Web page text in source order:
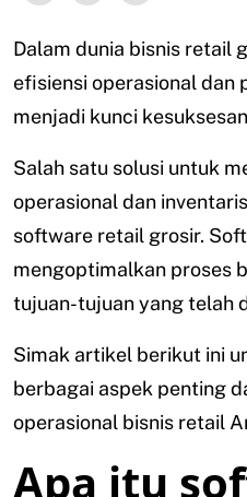
Dalam dunia bisnis retail
efisiensi operasional dan
menjadi kunci
Salah satu solusi untuk
operasional dan
software retail grosir.
mengoptimalkan proses
tujuan-tujuan yang telah
Simak artikel berikut ini
berbagai aspek penting
operasional bisnis retail
Apa itu